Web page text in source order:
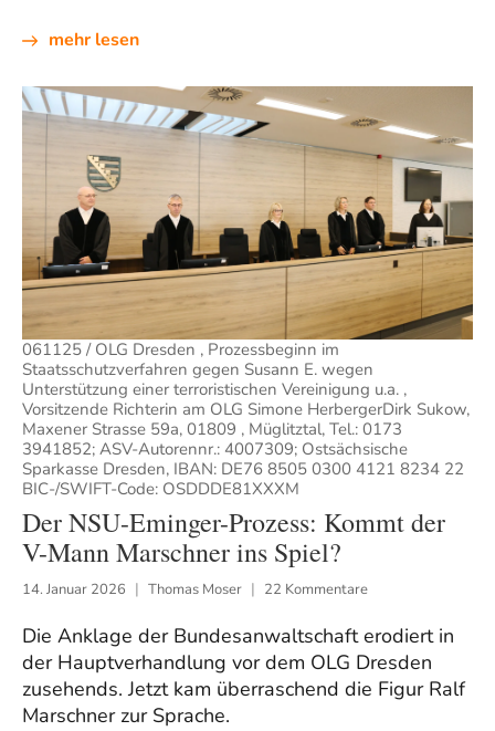
mehr lesen
061125 / OLG Dresden , Prozessbeginn im
Staatsschutzverfahren gegen Susann E. wegen
Unterstützung einer terroristischen Vereinigung u.a. ,
Vorsitzende Richterin am OLG Simone HerbergerDirk Sukow,
Maxener Strasse 59a, 01809 , Müglitztal, Tel.: 0173
3941852; ASV-Autorennr.: 4007309; Ostsächsische
Sparkasse Dresden, IBAN: DE76 8505 0300 4121 8234 22
BIC-/SWIFT-Code: OSDDDE81XXXM
Der NSU-Eminger-Prozess: Kommt der
V-Mann Marschner ins Spiel?
14. Januar 2026 Thomas Moser 22 Kommentare
Die Anklage der Bundesanwaltschaft erodiert in
der Hauptverhandlung vor dem OLG Dresden
zusehends. Jetzt kam überraschend die Figur Ralf
Marschner zur Sprache.